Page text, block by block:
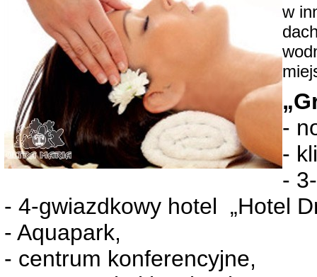
w
-
-
-
- 4-gwiazdkowy hotel „Hotel
- Aquapark,
- centrum konferencyjne,